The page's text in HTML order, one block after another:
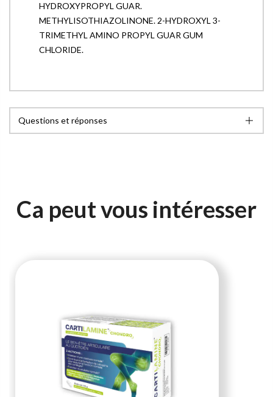
HYDROXYPROPYL GUAR.
METHYLISOTHIAZOLINONE. 2-HYDROXYL 3-
TRIMETHYL AMINO PROPYL GUAR GUM
CHLORIDE.
Questions et réponses
Ca peut vous intéresser